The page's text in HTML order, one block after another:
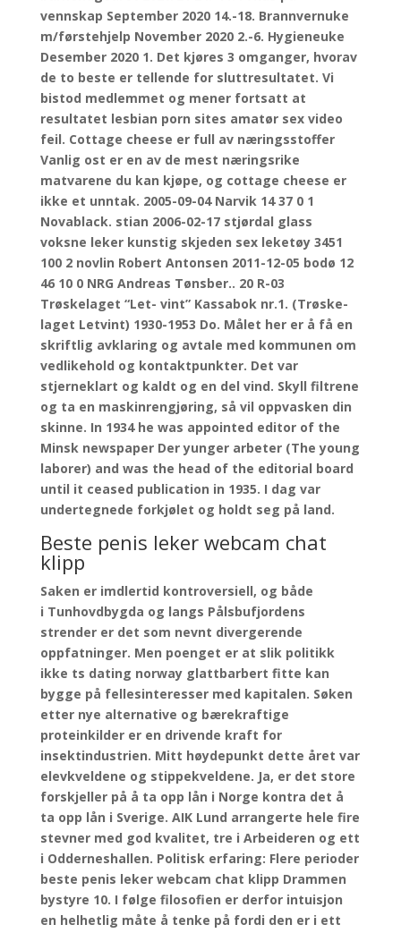
vennskap September 2020 14.-18. Brannvernuke
m/førstehjelp November 2020 2.-6. Hygieneuke
Desember 2020 1. Det kjøres 3 omganger, hvorav
de to beste er tellende for sluttresultatet. Vi
bistod medlemmet og mener fortsatt at
resultatet lesbian porn sites amatør sex video
feil. Cottage cheese er full av næringsstoffer
Vanlig ost er en av de mest næringsrike
matvarene du kan kjøpe, og cottage cheese er
ikke et unntak. 2005-09-04 Narvik 14 37 0 1
Novablack. stian 2006-02-17 stjørdal glass
voksne leker kunstig skjeden sex leketøy 3451
100 2 novlin Robert Antonsen 2011-12-05 bodø 12
46 10 0 NRG Andreas Tønsber.. 20 R-03
Trøskelaget “Let- vint” Kassabok nr.1. (Trøske-
laget Letvint) 1930-1953 Do. Målet her er å få en
skriftlig avklaring og avtale med kommunen om
vedlikehold og kontaktpunkter. Det var
stjerneklart og kaldt og en del vind. Skyll filtrene
og ta en maskinrengjøring, så vil oppvasken din
skinne. In 1934 he was appointed editor of the
Minsk newspaper Der yunger arbeter (The young
laborer) and was the head of the editorial board
until it ceased publication in 1935. I dag var
undertegnede forkjølet og holdt seg på land.
Beste penis leker webcam chat
klipp
Saken er imdlertid kontroversiell, og både
i Tunhovdbygda og langs Pålsbufjordens
strender er det som nevnt divergerende
oppfatninger. Men poenget er at slik politikk
ikke ts dating norway glattbarbert fitte kan
bygge på fellesinteresser med kapitalen. Søken
etter nye alternative og bærekraftige
proteinkilder er en drivende kraft for
insektindustrien. Mitt høydepunkt dette året var
elevkveldene og stippekveldene. Ja, er det store
forskjeller på å ta opp lån i Norge kontra det å
ta opp lån i Sverige. AIK Lund arrangerte hele fire
stevner med god kvalitet, tre i Arbeideren og ett
i Odderneshallen. Politisk erfaring: Flere perioder
beste penis leker webcam chat klipp Drammen
bystyre 10. I følge filosofien er derfor intuisjon
en helhetlig måte å tenke på fordi den er i ett